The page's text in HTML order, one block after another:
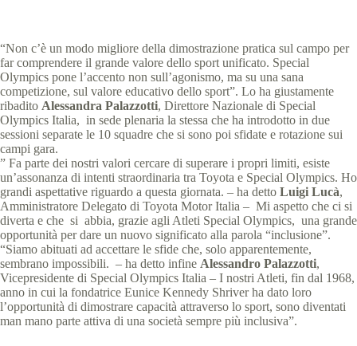
“Non c’è un modo migliore della dimostrazione pratica sul campo per
far comprendere il grande valore dello sport unificato. Special
Olympics pone l’accento non sull’agonismo, ma su una sana
competizione, sul valore educativo dello sport”. Lo ha giustamente
ribadito Alessandra Palazzotti, Direttore Nazionale di Special
Olympics Italia, in sede plenaria la stessa che ha introdotto in due
sessioni separate le 10 squadre che si sono poi sfidate e rotazione sui
campi gara.
” Fa parte dei nostri valori cercare di superare i propri limiti, esiste
un’assonanza di intenti straordinaria tra Toyota e Special Olympics. Ho
grandi aspettative riguardo a questa giornata. – ha detto Luigi Lucà,
Amministratore Delegato di Toyota Motor Italia – Mi aspetto che ci si
diverta e che si abbia, grazie agli Atleti Special Olympics, una grande
opportunità per dare un nuovo significato alla parola “inclusione”.
“Siamo abituati ad accettare le sfide che, solo apparentemente,
sembrano impossibili. – ha detto infine Alessandro Palazzotti,
Vicepresidente di Special Olympics Italia – I nostri Atleti, fin dal 1968,
anno in cui la fondatrice Eunice Kennedy Shriver ha dato loro
l’opportunità di dimostrare capacità attraverso lo sport, sono diventati
man mano parte attiva di una società sempre più inclusiva”.